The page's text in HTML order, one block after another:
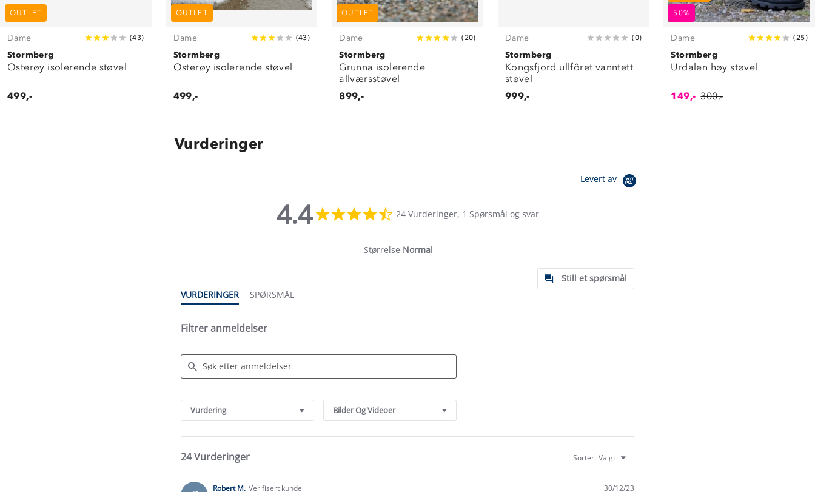
OUTLET
Dame (43)
Stormberg
Osterøy isolerende støvel
499,-
OUTLET
Dame (43)
Stormberg
Osterøy isolerende støvel
499,-
OUTLET
Dame ( 20)
Stormberg
Grunna isolerende
allværsstøvel
899,-
Dame (0)
Stormberg
Kongsfjord ullfôret vanntett
støvel
999,-
50%
Dame ( 25)
Stormberg
Urdalen høy støvel
149,- 300,-
Vurderinger
Levert av
4.4
star
24 Vurderinger, 1 Spørsmål og svar
Størrelse Normal
Still et spørsmål
VURDERINGER
SPØRSMÅL
Filtrer anmeldelser
Reviews
Vurdering Bilder Og Videoer
24 Vurderinger Sorter: Valgt
Robert M. Verifisert kunde 30/12/23